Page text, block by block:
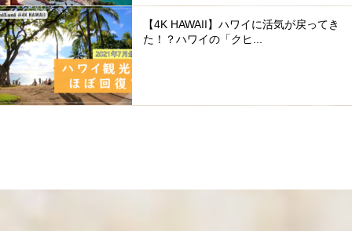
【4K HAWAII】ハワイに活気が戻ってき
た！？ハワイの「クヒ...